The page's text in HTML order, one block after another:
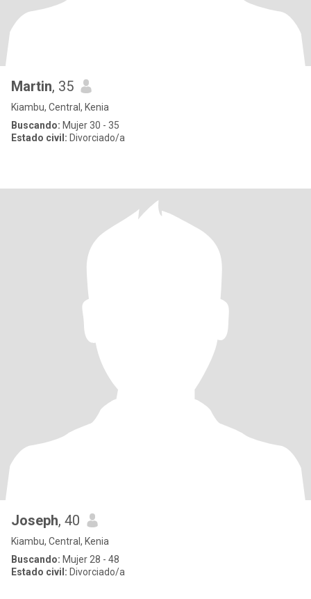
Martin, 35
Kiambu, Central, Kenia
Buscando: Mujer 30 - 35
Estado civil: Divorciado/a
Joseph, 40
Kiambu, Central, Kenia
Buscando: Mujer 28 - 48
Estado civil: Divorciado/a